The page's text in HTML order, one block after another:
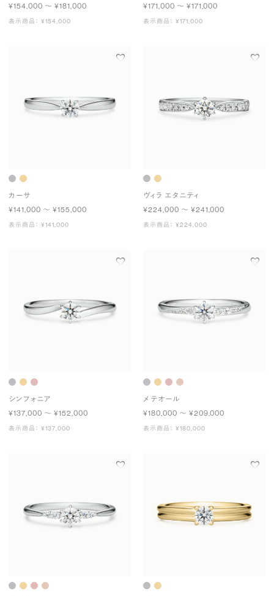
¥154,000 〜 ¥181,000
表示商品： ¥154,000
¥171,000 〜 ¥171,000
表示商品： ¥171,000
カーサ
¥141,000 〜 ¥155,000
表示商品： ¥141,000
ヴィラ エタニティ
¥224,000 〜 ¥241,000
表示商品： ¥224,000
シンフォニア
¥137,000 〜 ¥152,000
表示商品： ¥137,000
メテオール
¥180,000 〜 ¥209,000
表示商品： ¥180,000